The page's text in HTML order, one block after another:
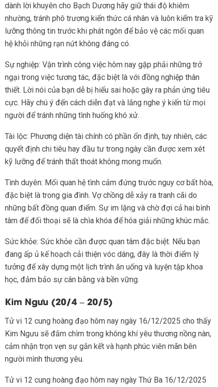
dành lời khuyên cho Bạch Dương hãy giữ thái độ khiêm
nhường, tránh phô trương kiến thức cá nhân và luôn kiểm tra kỹ
lưỡng thông tin trước khi phát ngôn để bảo vệ các mối quan
hệ khỏi những rạn nứt không đáng có.
Sự nghiệp: Vận trình công việc hôm nay gặp phải những trở
ngại trong việc tương tác, đặc biệt là với đồng nghiệp thân
thiết. Lời nói của bạn dễ bị hiểu sai hoặc gây ra phản ứng tiêu
cực. Hãy chú ý đến cách diễn đạt và lắng nghe ý kiến từ mọi
người để tránh những tình huống khó xử.
Tài lộc: Phương diện tài chính có phần ổn định, tuy nhiên, các
quyết định chi tiêu hay đầu tư trong ngày cần được xem xét
kỹ lưỡng để tránh thất thoát không mong muốn.
Tình duyên: Mối quan hệ tình cảm đứng trước nguy cơ bất hòa,
đặc biệt là trong gia đình. Vợ chồng dễ xảy ra tranh cãi do
những bất đồng quan điểm. Sự im lặng và chờ đợi cả hai bình
tâm để đối thoại sẽ là chìa khóa để hóa giải những khúc mắc.
Sức khỏe: Sức khỏe cần được quan tâm đặc biệt. Nếu bạn
đang ấp ủ kế hoạch cải thiện vóc dáng, đây là thời điểm lý
tưởng để xây dựng một lịch trình ăn uống và luyện tập khoa
học, đảm bảo sự cân bằng và bền vững.
Kim Ngưu (20/4 – 20/5)
Tử vi 12 cung hoàng đạo hôm nay ngày 16/12/2025 cho thấy
Kim Ngưu sẽ đắm chìm trong không khí yêu thương nồng nàn,
cảm nhận trọn vẹn sự gắn kết và hạnh phúc viên mãn bên
người mình thương yêu.
Tử vi 12 cung hoàng đạo hôm nay ngày Thứ Ba 16/12/2025